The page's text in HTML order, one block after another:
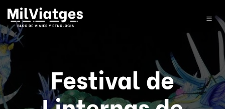
Festival de